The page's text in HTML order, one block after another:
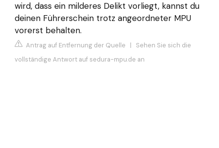
wird, dass ein milderes Delikt vorliegt, kannst du
deinen Führerschein trotz angeordneter MPU
vorerst behalten.
Antrag auf Entfernung der Quelle | Sehen Sie sich die
vollständige Antwort auf sedura-mpu.de an